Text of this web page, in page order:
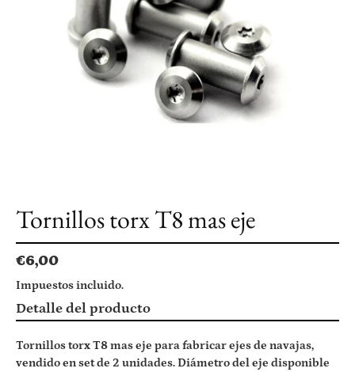
Tornillos torx T8 mas eje
Precio
habitual
€6,00
Impuestos incluido.
Agregando
el
Detalle del producto
Tornillos torx T8 mas eje para fabricar ejes de navajas,
vendido en set de 2 unidades. Diámetro del eje disponible